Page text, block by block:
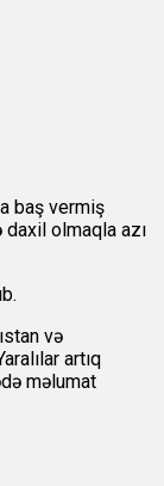
baş vermiş
daxil olmaqla azı
və
artıq
məlumat